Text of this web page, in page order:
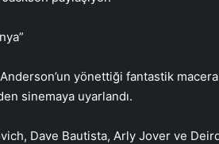
yönettiği fantastik
sinemaya uyarlandı.
Dave Bautista, Arly Jover ve